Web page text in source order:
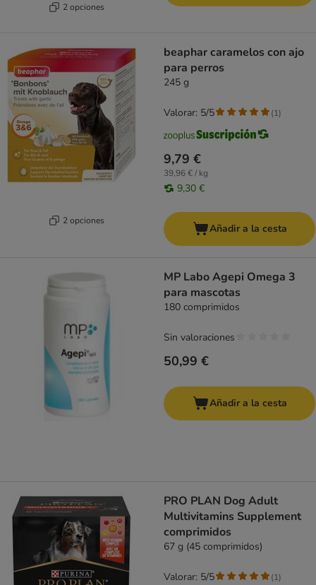
2 opciones
2 opciones
beaphar caramelos con ajo
para perros
245 g
9,79 €
39,96 € / kg
9,30 €
Valorar: 5/5 (1)
Añadir a la cesta
MP Labo Agepi Omega 3
para mascotas
180 comprimidos
50,99 €
Sin valoraciones
Añadir a la cesta
PRO PLAN Dog Adult
Multivitamins Supplement
comprimidos
67 g (45 comprimidos)
Valorar: 5/5 (1)